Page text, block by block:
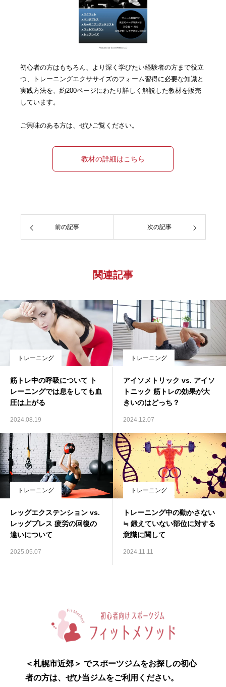
初心者の方はもちろん、より深く学びたい経験者の方まで役立
つ、トレーニングエクササイズのフォーム習得に必要な知識と
実践方法を、約200ページにわたり詳しく解説した教材を販売
しています。
ご興味のある方は、ぜひご覧ください。
教材の詳細はこちら
前の記事 次の記事
関連記事
トレーニング
筋トレ中の呼吸について ト
レーニングでは息をしても血
圧は上がる
2024.08.19
トレーニング
アイソメトリック vs. アイソ
トニック 筋トレの効果が大
きいのはどっち？
2024.12.07
トレーニング
レッグエクステンション vs.
レッグプレス 疲労の回復の
違いについて
2025.05.07
トレーニング
トレーニング中の動かさない
≒ 鍛えていない部位に対する
意識に関して
2024.11.11
＜札幌市近郊＞ でスポーツジムをお探しの初心
者の方は、ぜひ当ジムをご利用ください。